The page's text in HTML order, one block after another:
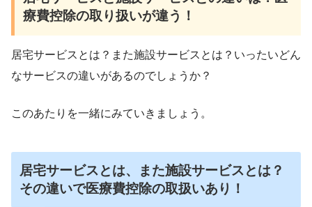
療費控除の取り扱いが違う！
居宅サービスとは？また施設サービスとは？いったいどん
なサービスの違いがあるのでしょうか？
このあたりを一緒にみていきましょう。
居宅サービスとは、また施設サービスとは？
その違いで医療費控除の取扱いあり！